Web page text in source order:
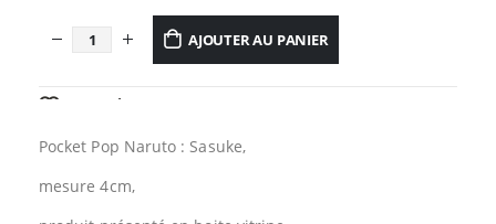
AJOUTER AU PANIER
AJOUTER À LA LISTE D’ENVIES
Pocket Pop Naruto : Sasuke,
mesure 4cm,